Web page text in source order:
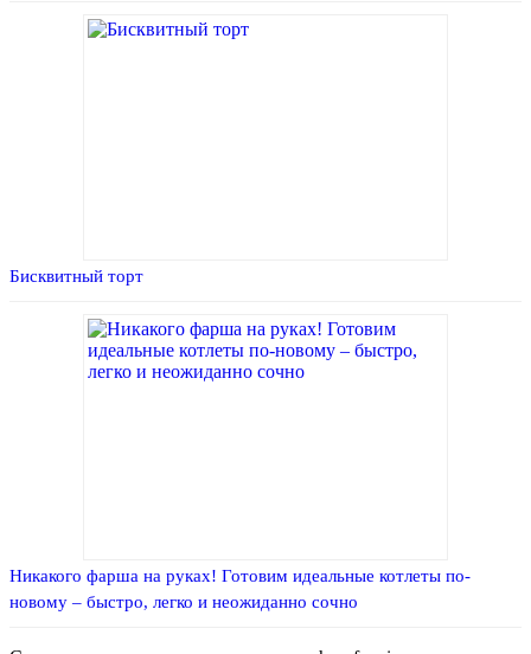
Бисквитный торт
Никакого фарша на руках! Готовим идеальные котлеты по-
новому – быстро, легко и неожиданно сочно